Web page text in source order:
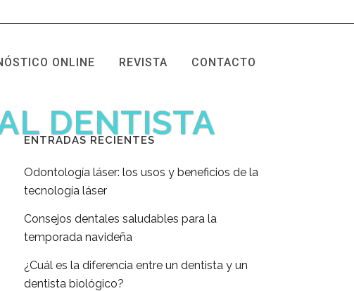
ONLINE REVISTA CONTACTO
DENTISTA
ENTRADAS RECIENTES
Odontología láser: los usos y beneficios de la
tecnología láser
Consejos dentales saludables para la
temporada navideña
¿Cuál es la diferencia entre un dentista y un
dentista biológico?